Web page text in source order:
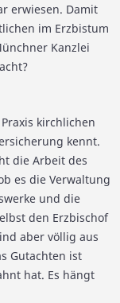
erwiesen. Damit
im Erzbistum
Kanzlei
kirchlichen
kennt.
die Arbeit des
es die Verwaltung
und die
den Erzbischof
aber völlig aus
Gutachten ist
hat. Es hängt